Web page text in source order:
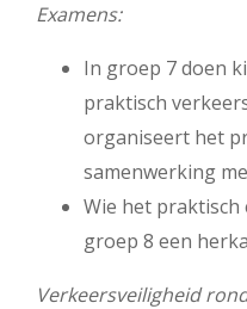
Examens:
In groep 7 doen
praktisch
organiseert het
samenwerking
Wie het praktisch
groep 8 een
Verkeersveiligheid